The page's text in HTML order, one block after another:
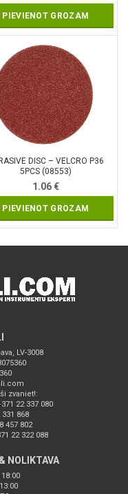
PIEVIENOT GROZAM
DISC – VELCRO P36
5PCS (08553)
1.06€
PIEVIENOT GROZAM
LV-3008
zvaniet!:
22 337 080
868
457 802
22 322 088
NOLIKTAVA